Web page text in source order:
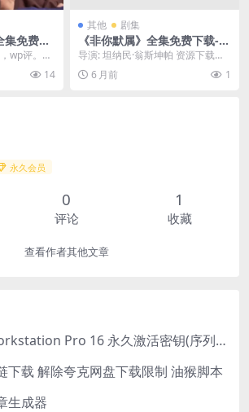
集免费下
– 爱
盘/夸克
wp评。横
周一至周
14
其他 剧集
《非你默属》全集免费下载-2
022-收藏党必存 – 同性/爱情 –
[TH][夸克网盘]
导演: 坦纳民·翁斯坤帕 资源下载：
非你默属网盘,百度云盘,下载,阿里
网盘,迅雷...
6 月前 1
永久会员
0
评论
1
收藏
查看作者其他文章
VMware Workstation Pro 16 永久激活密钥(序列号)
下载 解除夸克网盘下载限制 油猴脚本
生成器